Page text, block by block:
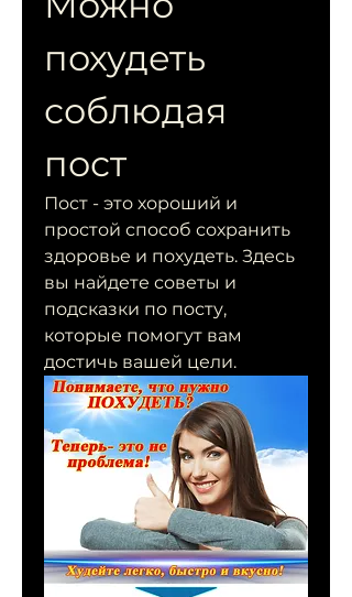
похудеть
соблюдая
пост
Пост - это хороший и
простой способ сохранить
здоровье и похудеть. Здесь
вы найдете советы и
подсказки по посту,
которые помогут вам
достичь вашей цели.